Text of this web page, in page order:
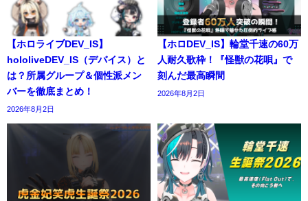
【ホロライブDEV_IS】
hololiveDEV_IS（デバイス）と
は？所属グループ＆個性派メン
バーを徹底まとめ！
2026年8月2日
【ホロDEV_IS】輪堂千速の60万
人耐久歌枠！『怪獣の花唄』で
刻んだ最高瞬間
2026年8月2日